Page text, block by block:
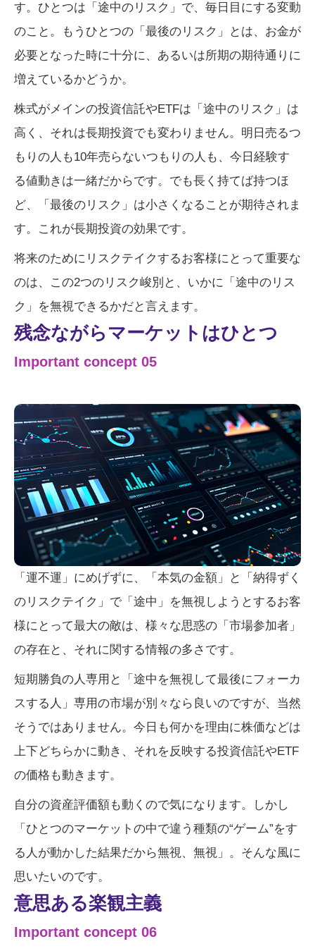
す。ひとつは「途中のリスク」で、毎日目にする変動
のこと。もうひとつの「最後のリスク」とは、お金が
必要となった時に十分に、あるいは所期の期待通りに
増えているかどうか。
株式がメインの投資信託やETFは「途中のリスク」は
高く、それは長期投資でも変わりません。明日売るつ
もりの人も10年売らないつもりの人も、今日経験す
る値動きは一緒だからです。でも長く持てば持つほ
ど、「最後のリスク」は小さくなることが期待されま
す。これが長期投資の効果です。
将来のためにリスクテイクするお客様にとって重要な
のは、この2つのリスク峻別と、いかに「途中のリス
ク」を無視できるかだと言えます。
残念ながら マーケットはひとつ
Important concept 05
「運不運」にめげずに、「本気の金額」と「納得ずく
のリスクテイク」で「途中」を無視しようとするお客
様にとって最大の敵は、様々な思惑の「市場参加者」
の存在と、それに関する情報の多さです。
短期勝負の人専用と「途中を無視して最後にフォーカ
スする人」専用の市場が別々なら良いのですが、当然
そうではありません。今日も何かを理由に株価などは
上下どちらかに動き、それを反映する投資信託やETF
の価格も動きます。
自分の資産評価額も動くので気になります。しかし
「ひとつのマーケットの中で違う種類の“ゲーム”をす
る人が動かした結果だから無視、無視」。そんな風に
思いたいのです。
意思ある楽観主義
Important concept 06